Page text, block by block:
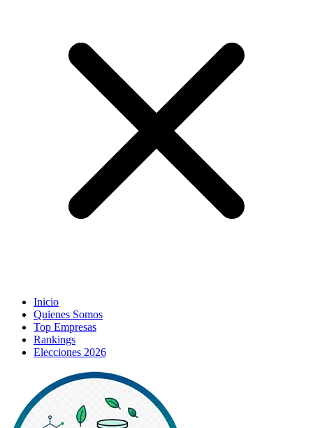
Inicio
Quienes Somos
Top Empresas
Rankings
Elecciones 2026